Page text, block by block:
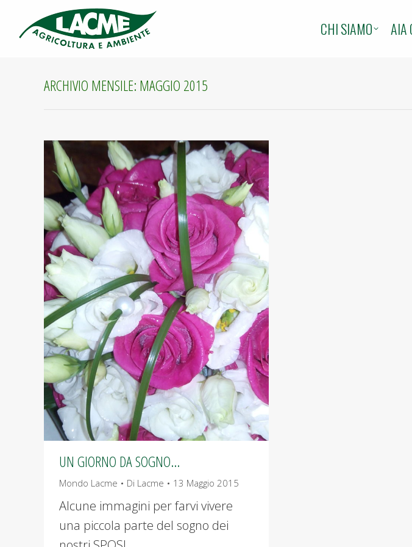
CHI SIAMO AIA
ARCHIVIO MENSILE: MAGGIO 2015
UN GIORNO DA SOGNO…
Mondo Lacme Di Lacme 13 Maggio 2015
Alcune immagini per farvi vivere
una piccola parte del sogno dei